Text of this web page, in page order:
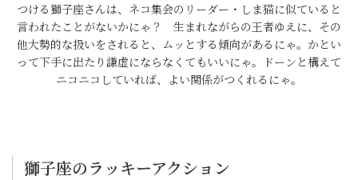
つける獅子座さんは、ネコ集会のリーダー・しま猫に似ていると
言われたことがないかにゃ？ 生まれながらの王者ゆえに、その
他大勢的な扱いをされると、ムッとする傾向があるにゃ。かとい
って下手に出たり謙虚にならなくてもいいにゃ。ドーンと構えて
ニコニコしていれば、よい関係がつくれるにゃ。
獅子座のラッキーアクション